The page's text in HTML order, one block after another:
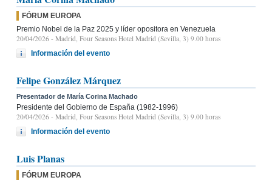
FÓRUM EUROPA
Premio Nobel de la Paz 2025 y líder opositora en Venezuela
20/04/2026 - Madrid, Four Seasons Hotel Madrid (Sevilla, 3) 9.00 horas
Información del evento
Felipe González Márquez
Presentador de María Corina Machado
Presidente del Gobierno de España (1982-1996)
20/04/2026 - Madrid, Four Seasons Hotel Madrid (Sevilla, 3) 9.00 horas
Información del evento
Luis Planas
FÓRUM EUROPA